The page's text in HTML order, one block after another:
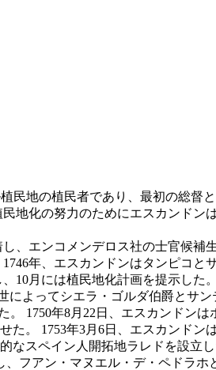
民地の植民者であり、最初の総督
地化の努力のためにエスカンドン
、エンコメンデロス社の士官候補
年、エスカンドンはタンピコと
10月には植民地化計画を提示した
によってシエラ・ゴルダ伯爵とサ
。 1750年8月22日、エスカンドン
。 1753年3月6日、エスカンドン
なスペイン人開拓地ラレドを設立し
フアン・マヌエル・デ・ペドラホ